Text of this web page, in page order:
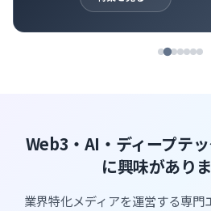
Web3・AI・ディープテ
に興味があり
業界特化メディアを運営する専門